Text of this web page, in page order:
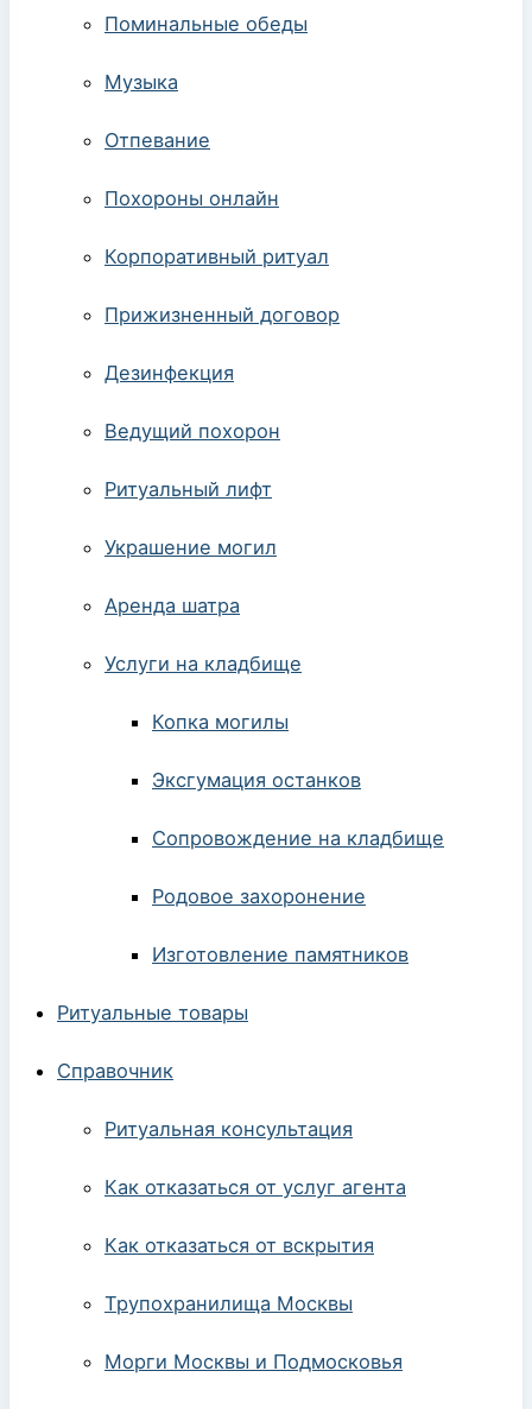
Поминальные обеды
Музыка
Отпевание
Похороны онлайн
Корпоративный ритуал
Прижизненный договор
Дезинфекция
Ведущий похорон
Ритуальный лифт
Украшение могил
Аренда шатра
Услуги на кладбище
Копка могилы
Эксгумация останков
Сопровождение на кладбище
Родовое захоронение
Изготовление памятников
Ритуальные товары
Справочник
Ритуальная консультация
Как отказаться от услуг агента
Как отказаться от вскрытия
Трупохранилища Москвы
Морги Москвы и Подмосковья